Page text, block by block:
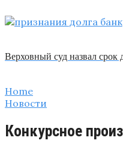
Верховный суд назвал срок
Home
Новости
Конкурсное